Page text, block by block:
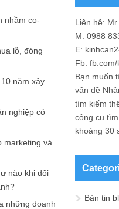
nhầm co-
lỗ, đóng
năm xây
nghiệp có
marketing và
nào khi đối
những doanh
Liên hệ:
M: 0988
E:
Fb:
Bạn muốn
vấn đề
tìm kiếm
công cụ
khoảng 30
Bản tin